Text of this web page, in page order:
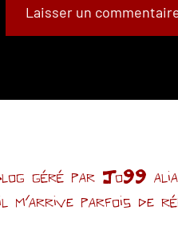
géré par Jo99
parfois de